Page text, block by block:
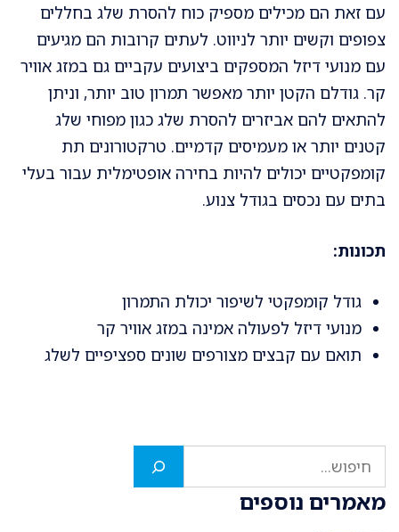
עם זאת הם מכילים מספיק כוח להסרת שלג בחללים
צפופים וקשים יותר לניווט. לעתים קרובות הם מגיעים
עם מנועי דיזל המספקים ביצועים עקביים גם במזג אוויר
קר. גודלם הקטן יותר מאפשר תמרון טוב יותר, וניתן
להתאים להם אביזרים להסרת שלג כגון מפוחי שלג
קטנים יותר או מעמיסים קדמיים. טרקטורונים תת
קומפקטיים יכולים להיות בחירה אופטימלית עבור בעלי
בתים עם נכסים בגודל צנוע.
תכונות:
גודל קומפקטי לשיפור יכולת התמרון
מנועי דיזל לפעולה אמינה במזג אוויר קר
תואם עם קבצים מצורפים שונים ספציפיים לשלג
חיפוש
מאמרים נוספים